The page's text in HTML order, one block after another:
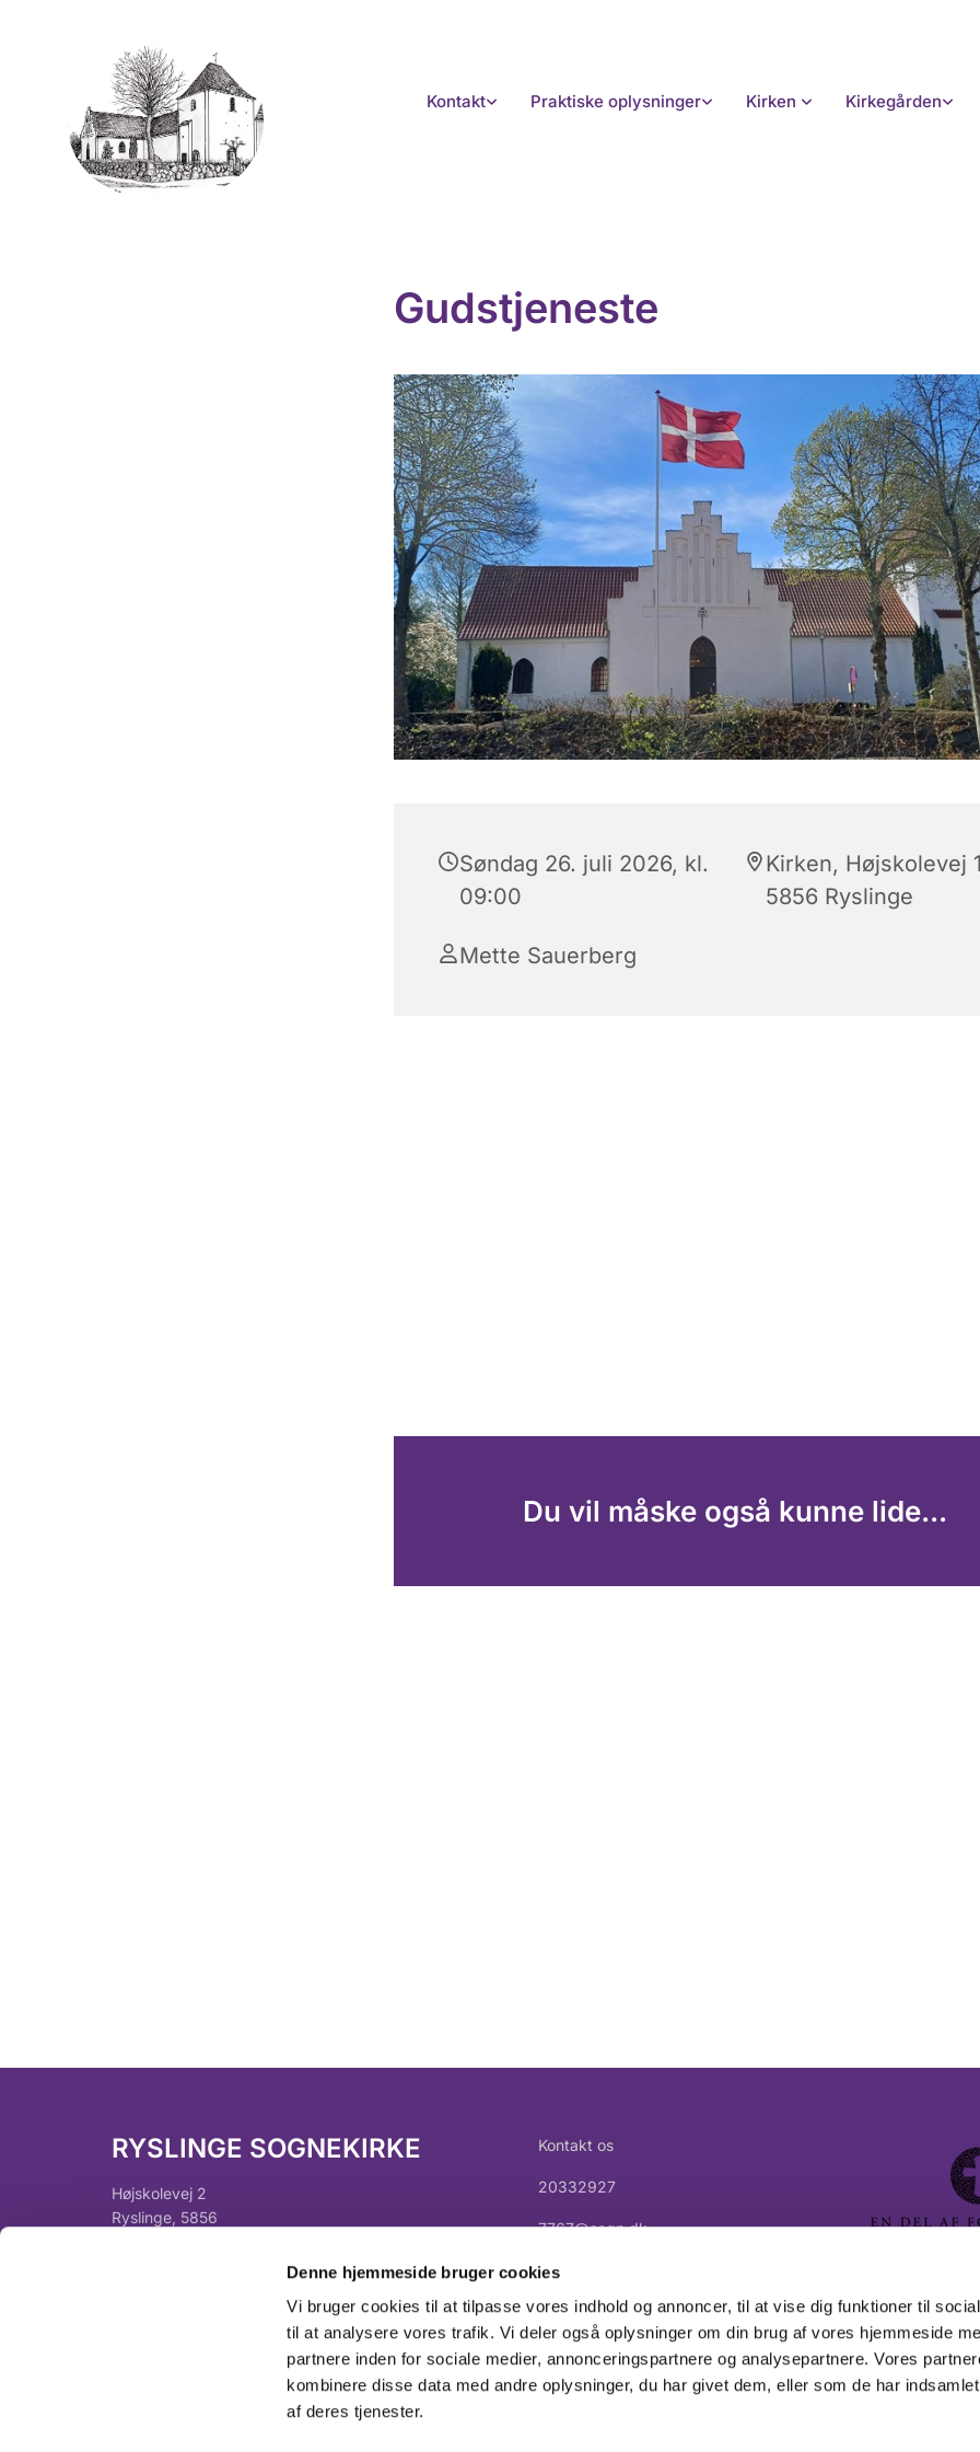
Denne hjemmeside bruger cookies
Vi bruger cookies til at tilpasse vores indhold og annoncer, til at vise dig funktioner til
til at analysere vores trafik. Vi deler også oplysninger om din brug af vores hjemmeside
partnere inden for sociale medier, annonceringspartnere og analysepartnere. Vores
kombinere disse data med andre oplysninger, du har givet dem, eller som de har
af deres tjenester.
Kontakt Praktiske oplysninger Kirken Kirkegården
Gudstjeneste
Søndag 26. juli 2026, kl.
09:00
Kirken, Højskolevej
5856 Ryslinge
Mette Sauerberg
Du vil måske også kunne lide...
RYSLINGE SOGNEKIRKE
Højskolevej 2
Ryslinge, 5856
Kontakt os
20332927
7767@sogn.dk
Privatlivspolitik Log på ChurchDesk